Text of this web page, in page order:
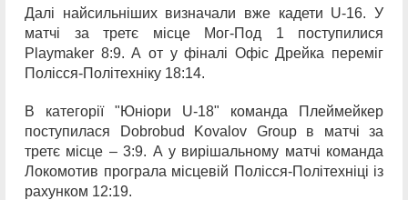
Далі найсильніших визначали вже кадети U-16. У
матчі за третє місце Мог-Под 1 поступилися
Playmaker 8:9. А от у фіналі Офіс Дрейка переміг
Полісся-Політехніку 18:14.
В категорії "Юніори U-18" команда Плеймейкер
поступилася Dobrobud Kovalov Group в матчі за
третє місце – 3:9. А у вирішальному матчі команда
Локомотив програла місцевій Полісся-Політехніці із
рахунком 12:19.